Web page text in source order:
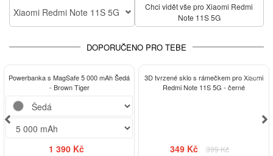
Xiaomi Redmi Note 11S 5G
Chci vidět vše pro Xiaomi Redmi
Note 11S 5G
DOPORUČENO PRO TEBE
Powerbanka s MagSafe 5 000 mAh Šedá
- Brown Tiger
1 390 Kč
-13%
3D tvrzené sklo s rámečkem pro Xiaomi
Redmi Note 11S 5G - černé
349 Kč
399 Kč